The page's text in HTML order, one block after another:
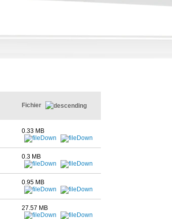
Fichier
0.33 MB
0.3 MB
0.95 MB
27.57 MB